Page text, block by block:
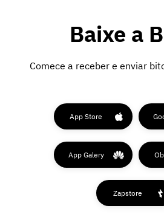
Baixe a
Comece a receber e enviar
App Store
App Galery
Zapstore